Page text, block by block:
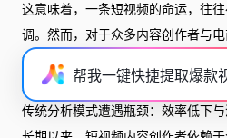
这意味着，一条短视频的命运，往
调。然而，对于众多内容创作者与
解“黄金3秒”的奥秘，并高效应用于
践，成为亟待解决的行业痛点。
传统分析模式遭遇瓶颈：效率低下
帮我一键快捷提取爆款